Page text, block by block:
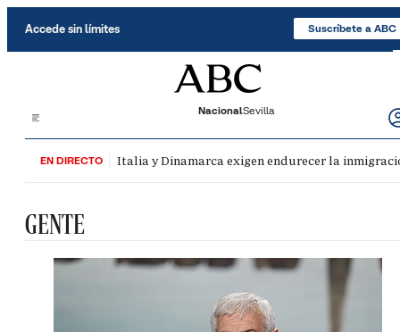
Accede sin límites Suscríbete a ABC
NacionalSevilla
EN DIRECTO Italia y Dinamarca exigen endurecer la
GENTE